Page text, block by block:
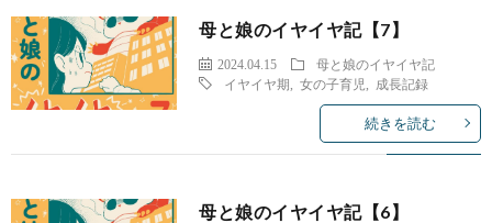
母と娘のイヤイヤ記【7】
2024.04.15
母と娘のイヤイヤ記
イヤイヤ期
,女の子育児 成長記録
続きを読む
母と娘のイヤイヤ記【6】